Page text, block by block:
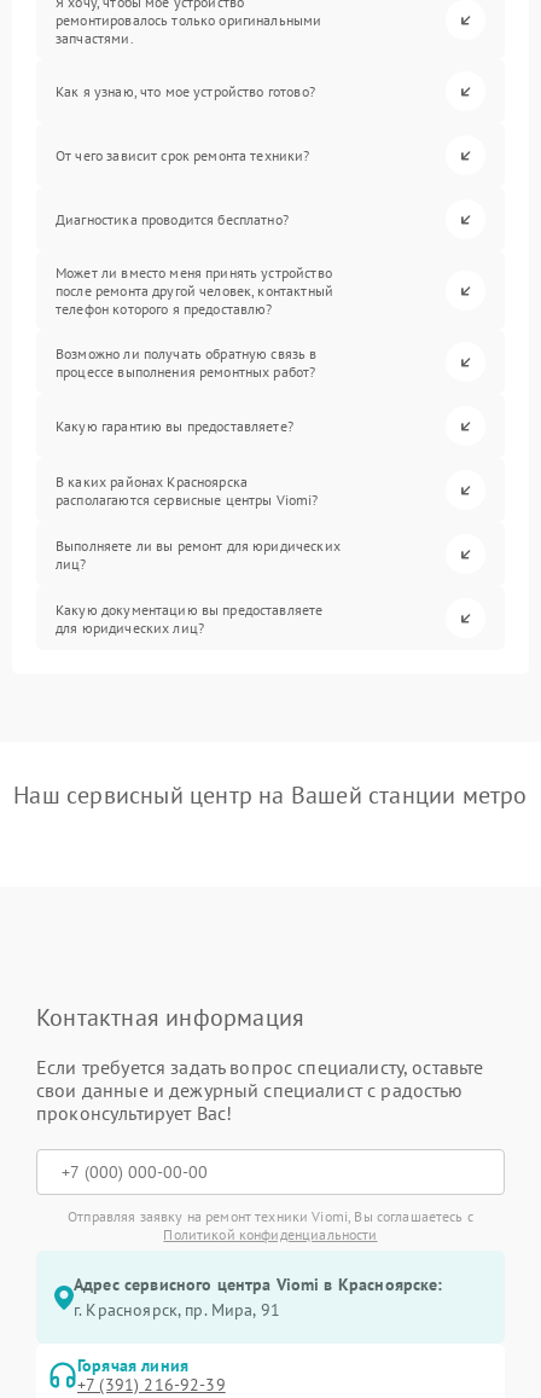
ремонтировалось только оригинальными
запчастями.
Как я узнаю, что мое устройство готово?
От чего зависит срок ремонта техники?
Диагностика проводится бесплатно?
Может ли вместо меня принять устройство
после ремонта другой человек, контактный
телефон которого я предоставлю?
Возможно ли получать обратную связь в
процессе выполнения ремонтных работ?
Какую гарантию вы предоставляете?
В каких районах Красноярска
располагаются сервисные центры Viomi?
Выполняете ли вы ремонт для юридических
лиц?
Какую документацию вы предоставляете
для юридических лиц?
Наш сервисный центр на Вашей станции метро
Контактная информация
Если требуется задать вопрос специалисту, оставьте
свои данные и дежурный специалист с радостью
проконсультирует Вас!
Отправляя заявку на ремонт техники Viomi, Вы соглашаетесь с
Политикой конфиденциальности
Адрес сервисного центра Viomi в Красноярске:
г. Красноярск, ​пр. Мира, 91
Горячая линия
+7 (391) 216-92-39